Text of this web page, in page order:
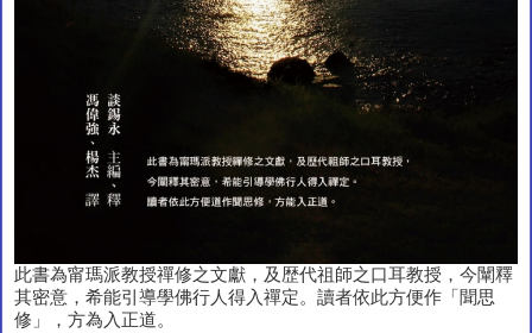
此書為甯瑪派教授禪修之文獻，及歴代祖師之口耳教授，今闡釋
其密意，希能引導學佛行人得入禪定。讀者依此方便作「聞思
修」，方為入正道。